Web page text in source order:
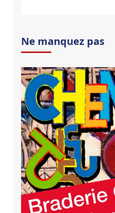
Ne manquez pas